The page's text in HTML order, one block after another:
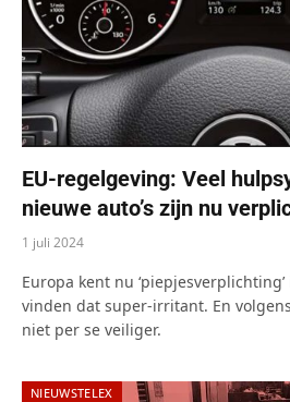
EU-regelgeving: Veel
nieuwe auto’s zijn nu
1 juli 2024
Europa kent nu
vinden dat super-irritant. En
niet per se veiliger.
NIEUWSTELEX